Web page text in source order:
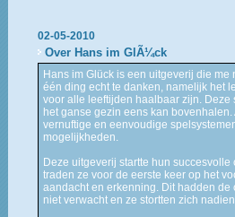
02-05-2010
Over Hans im GlÃ¼ck
Hans im Glück is een uitgeverij die
één ding echt te danken, namelijk het
voor alle leeftijden haalbaar zijn.
het ganse gezin eens kan
vernuftige en eenvoudige
mogelijkheden.
Deze uitgeverij startte hun
traden ze voor de eerste keer op het
aandacht en erkenning. Dit hadden
niet verwacht en ze stortten zich